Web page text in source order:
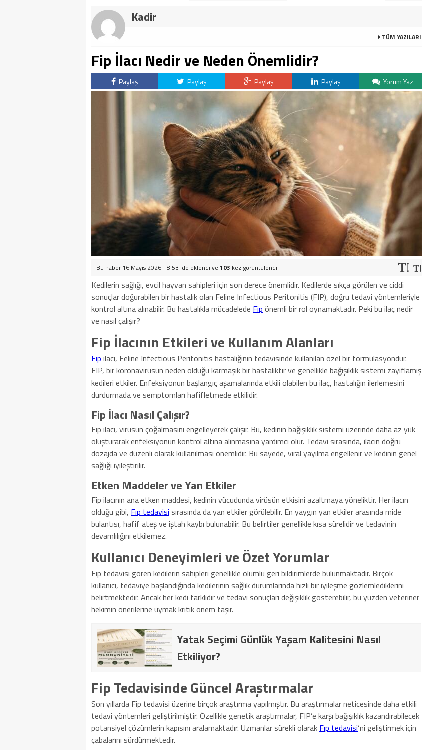
Kadir
TÜM YAZILARI
Fip İlacı Nedir ve Neden Önemlidir?
Paylaş Paylaş Paylaş Paylaş Yorum Yaz
Bu haber 16 Mayıs 2026 - 8:53 'de eklendi ve 103 kez görüntülendi.
Kedilerin sağlığı, evcil hayvan sahipleri için son derece önemlidir. Kedilerde sıkça görülen ve ciddi
sonuçlar doğurabilen bir hastalık olan Feline Infectious Peritonitis (FIP), doğru tedavi yöntemleriyle
kontrol altına alınabilir. Bu hastalıkla mücadelede Fip önemli bir rol oynamaktadır. Peki bu ilaç nedir
ve nasıl çalışır?
Fip İlacının Etkileri ve Kullanım Alanları
Fip ilacı, Feline Infectious Peritonitis hastalığının tedavisinde kullanılan özel bir formülasyondur.
FIP, bir koronavirüsün neden olduğu karmaşık bir hastalıktır ve genellikle bağışıklık sistemi zayıflamış
kedileri etkiler. Enfeksiyonun başlangıç aşamalarında etkili olabilen bu ilaç, hastalığın ilerlemesini
durdurmada ve semptomları hafifletmede etkilidir.
Fip İlacı Nasıl Çalışır?
Fip ilacı, virüsün çoğalmasını engelleyerek çalışır. Bu, kedinin bağışıklık sistemi üzerinde daha az yük
oluşturarak enfeksiyonun kontrol altına alınmasına yardımcı olur. Tedavi sırasında, ilacın doğru
dozajda ve düzenli olarak kullanılması önemlidir. Bu sayede, viral yayılma engellenir ve kedinin genel
sağlığı iyileştirilir.
Etken Maddeler ve Yan Etkiler
Fip ilacının ana etken maddesi, kedinin vücudunda virüsün etkisini azaltmaya yöneliktir. Her ilacın
olduğu gibi, Fıp tedavisi sırasında da yan etkiler görülebilir. En yaygın yan etkiler arasında mide
bulantısı, hafif ateş ve iştah kaybı bulunabilir. Bu belirtiler genellikle kısa sürelidir ve tedavinin
devamlılığını etkilemez.
Kullanıcı Deneyimleri ve Özet Yorumlar
Fip tedavisi gören kedilerin sahipleri genellikle olumlu geri bildirimlerde bulunmaktadır. Birçok
kullanıcı, tedaviye başlandığında kedilerinin sağlık durumlarında hızlı bir iyileşme gözlemlediklerini
belirtmektedir. Ancak her kedi farklıdır ve tedavi sonuçları değişiklik gösterebilir, bu yüzden veteriner
hekimin önerilerine uymak kritik önem taşır.
Yatak Seçimi Günlük Yaşam Kalitesini Nasıl
Etkiliyor?
Fip Tedavisinde Güncel Araştırmalar
Son yıllarda Fip tedavisi üzerine birçok araştırma yapılmıştır. Bu araştırmalar neticesinde daha etkili
tedavi yöntemleri geliştirilmiştir. Özellikle genetik araştırmalar, FIP’e karşı bağışıklık kazandırabilecek
potansiyel çözümlerin kapısını aralamaktadır. Uzmanlar sürekli olarak Fıp tedavisi‘ni geliştirmek için
çabalarını sürdürmektedir.